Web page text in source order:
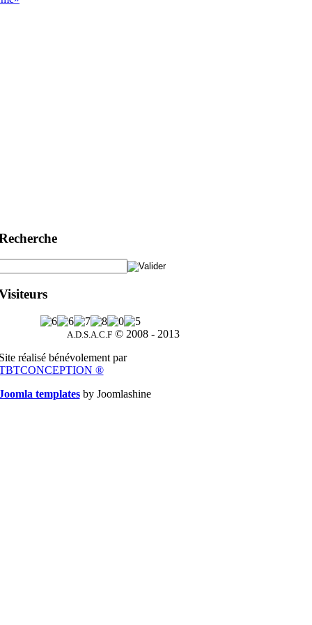
A.D.S.A.C.F © 2008 - 2013
Site réalisé bénévolement par
®
templatesby Joomlashine